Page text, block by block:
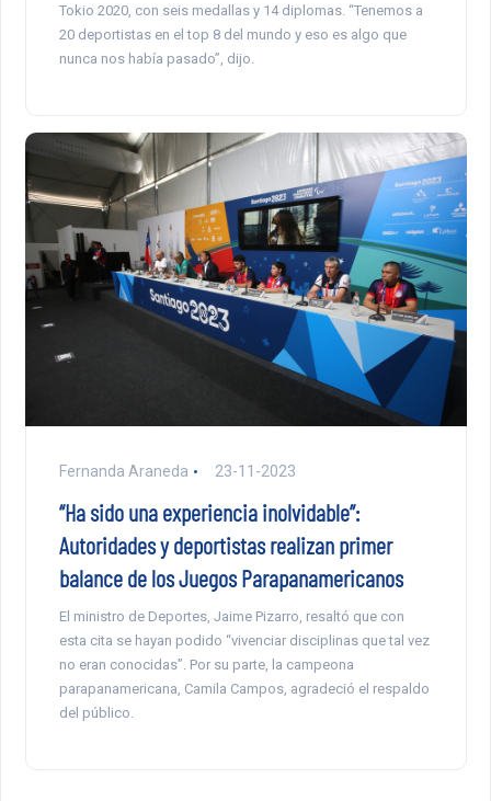
Tokio 2020, con seis medallas y 14 diplomas. “Tenemos a
20 deportistas en el top 8 del mundo y eso es algo que
nunca nos había pasado”, dijo.
Fernanda Araneda 23-11-2023
“Ha sido una experiencia inolvidable”:
Autoridades y deportistas realizan primer
balance de los Juegos Parapanamericanos
El ministro de Deportes, Jaime Pizarro, resaltó que con
esta cita se hayan podido “vivenciar disciplinas que tal vez
no eran conocidas”. Por su parte, la campeona
parapanamericana, Camila Campos, agradeció el respaldo
del público.